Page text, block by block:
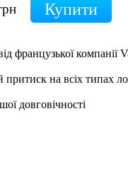
французької компанії
на всіх типах
довговічності